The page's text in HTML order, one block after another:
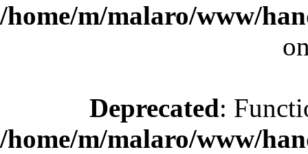
/home/m/malaro/www/
Deprecated:
/home/m/malaro/www/